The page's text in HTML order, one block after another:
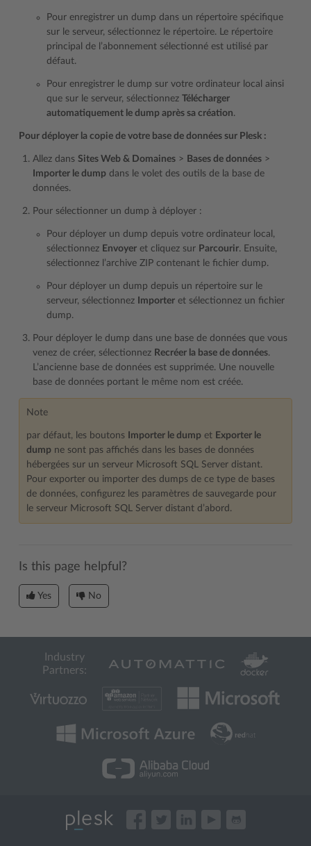
Pour enregistrer un dump dans un répertoire spécifique
sur le serveur, sélectionnez le répertoire. Le répertoire
principal de l’abonnement sélectionné est utilisé par
défaut.
Pour enregistrer le dump sur votre ordinateur local ainsi
que sur le serveur, sélectionnez Télécharger
automatiquement le dump après sa création.
Pour déployer la copie de votre base de données sur Plesk :
Allez dans Sites Web & Domaines > Bases de données >
Importer le dump dans le volet des outils de la base de
données.
Pour sélectionner un dump à déployer :
Pour déployer un dump depuis votre ordinateur local,
sélectionnez Envoyer et cliquez sur Parcourir. Ensuite,
sélectionnez l’archive ZIP contenant le fichier dump.
Pour déployer un dump depuis un répertoire sur le
serveur, sélectionnez
Importer et sélectionnez un fichier
dump.
Pour déployer le dump dans une base de données que vous
venez de créer, sélectionnez Recréer la base de données.
L’ancienne base de données est supprimée. Une nouvelle
base de données portant le même nom est créée.
Note
par défaut, les boutons Importer le dump et Exporter le
dump ne sont pas affichés dans les bases de données
hébergées sur un serveur Microsoft SQL Server distant.
Pour exporter ou importer des dumps de ce type de bases
de données, configurez les paramètres de sauvegarde pour
le serveur Microsoft SQL Server distant d’abord.
Is this page helpful?
Yes No
Industry
Partners: